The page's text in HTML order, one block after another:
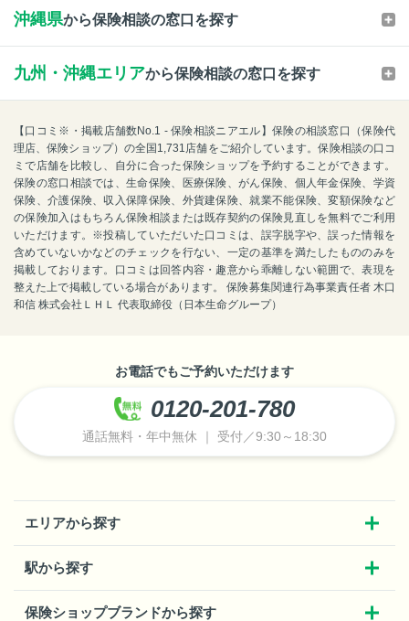
沖縄県から保険相談の窓口を探す
九州・沖縄エリアから保険相談の窓口を探す
【口コミ※・掲載店舗数No.1 - 保険相談ニアエル】保険の相談窓口（保険代
理店、保険ショップ）の全国1,731店舗をご紹介しています。保険相談の口コ
ミで店舗を比較し、自分に合った保険ショップを予約することができます。
保険の窓口相談では、生命保険、医療保険、がん保険、個人年金保険、学資
保険、介護保険、収入保障保険、外貨建保険、就業不能保険、変額保険など
の保険加入はもちろん保険相談または既存契約の保険見直しを無料でご利用
いただけます。※投稿していただいた口コミは、誤字脱字や、誤った情報を
含めていないかなどのチェックを行ない、一定の基準を満たしたもののみを
掲載しております。口コミは回答内容・趣意から乖離しない範囲で、表現を
整えた上で掲載している場合があります。 保険募集関連行為事業責任者 木口
和信 株式会社ＬＨＬ 代表取締役（日本生命グループ）
お電話でもご予約いただけます
0120-201-780
通話無料・年中無休 ｜ 受付／9:30～18:30
エリアから探す
駅から探す
保険ショップブランドから探す